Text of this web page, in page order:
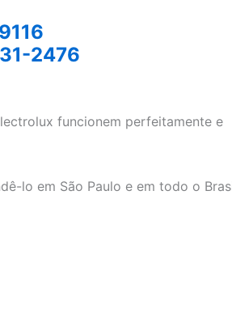
2476
funcionem perfeitamente e
lo em São Paulo e em todo o